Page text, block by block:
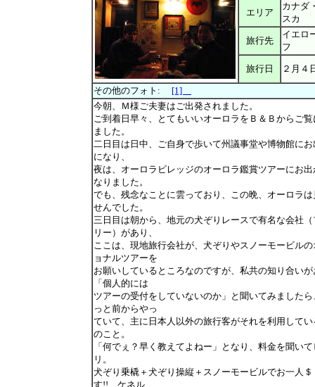
エリア
カナダ
スカ
旅行先
イエロ
フ
旅行日 ２月４
その他のフォト: [1]
今朝、Ｍ様ご夫妻はご出発されました。
ご到着日早々、とてもいいオーロラをＢ＆Ｂからご
ました。
二日目は日中、ご自身で歩いて州議事堂や博物館にお
になり、
夜は、オーロラビレッジのオーロラ鑑賞ツアーにお出
なりました。
でも、残念なことに雲っており、この晩、オーロラは
せんでした。
三日目は朝から、地元の犬ぞりレースで有名な会社（
リー）があり、
ここは、現地旅行会社が、犬ぞりやスノーモービル
ョナルツアーを
お願いしているところなのですが、私共の知り合い
「個人的には
ツアーの受付をしていないのか」と聞いてみました
っと前からやっ
ていて、主に日本人以外の旅行客がそれを利用してい
のこと。
「何でぇ？早く教えてよねー」となり、料金を聞い
リ。
犬ぞり乗橇＋犬ぞり操縦＋スノーモービルでお一人＄
す!! ケネル